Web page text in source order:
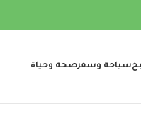
سياحة وسفرصحة وحياة